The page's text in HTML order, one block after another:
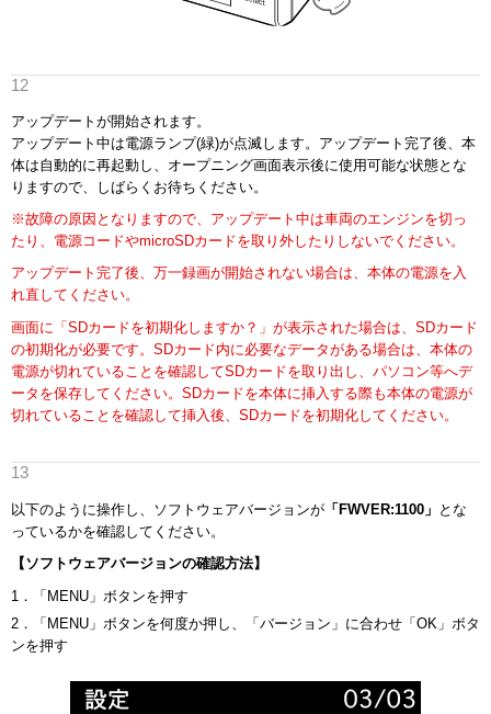
アップデートが開始されます。
アップデート中は電源ランプ(緑)が点滅します。アップデート完了後、本
体は自動的に再起動し、オープニング画面表示後に使用可能な状態とな
りますので、しばらくお待ちください。
※故障の原因となりますので、アップデート中は車両のエンジンを切っ
たり、電源コードやmicroSDカードを取り外したりしないでください。
アップデート完了後、万一録画が開始されない場合は、本体の電源を入
れ直してください。
画面に「SDカードを初期化しますか？」が表示された場合は、SDカード
の初期化が必要です。SDカード内に必要なデータがある場合は、本体の
電源が切れていることを確認してSDカードを取り出し、パソコン等へデ
ータを保存してください。SDカードを本体に挿入する際も本体の電源が
切れていることを確認して挿入後、SDカードを初期化してください。
以下のように操作し、ソフトウェアバージョンが 「FWVER:1100」 とな
っているかを確認してください。
【ソフトウェアバージョンの確認方法】
1．「MENU」ボタンを押す
2．「MENU」ボタンを何度か押し、「バージョン」に合わせ「OK」ボタ
ンを押す